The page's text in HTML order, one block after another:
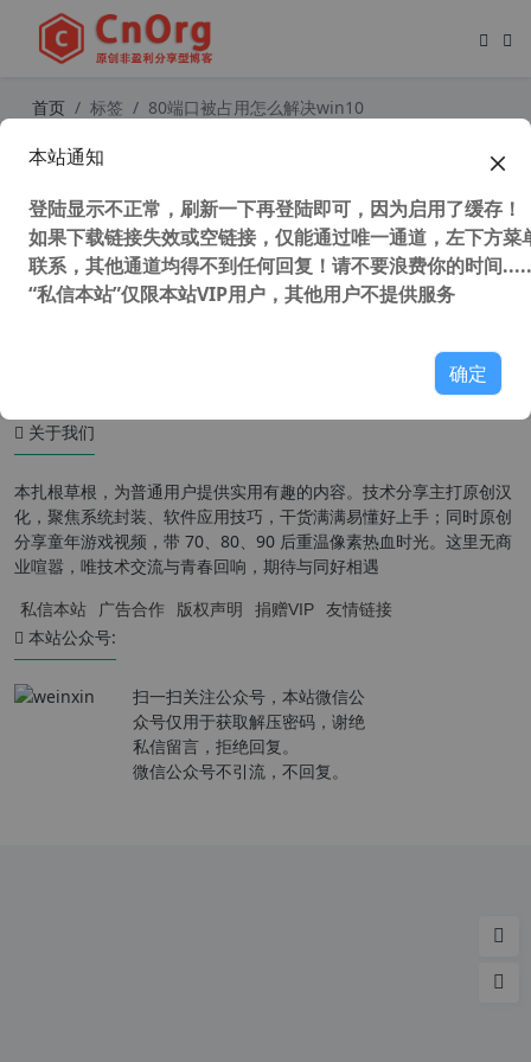
首页 标签 80端口被占用怎么解决win10
解决 windows 系统 80端口 被进程 S
关于我们
本扎根草根，为普通用户提供实用有趣的内容。技术分享主打原创汉
化，聚焦系统封装、软件应用技巧，干货满满易懂好上手；同时原创
分享童年游戏视频，带 70、80、90 后重温像素热血时光。这里无商
业喧嚣，唯技术交流与青春回响，期待与同好相遇
私信本站 广告合作 版权声明 捐赠VIP 友情链接
本站公众号:
扫一扫关注公众号，本站微信公
众号仅用于获取解压密码，谢绝
私信留言，拒绝回复。
微信公众号不引流，不回复。
本站通知
登陆显示不正常，刷新一下再登陆即可，因为启用了缓存！
如果下载链接失效或空链接，仅能通过唯一通道，左下方菜
联系，其他通道均得不到任何回复！请不要浪费你的时间
“私信本站”仅限本站VIP用户，其他用户不提供服务
确定